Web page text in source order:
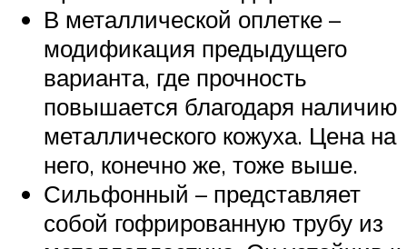
В металлической оплетке –
модификация предыдущего
варианта, где прочность
повышается благодаря наличию
металлического кожуха. Цена на
него, конечно же, тоже выше.
Сильфонный – представляет
собой гофрированную трубу из